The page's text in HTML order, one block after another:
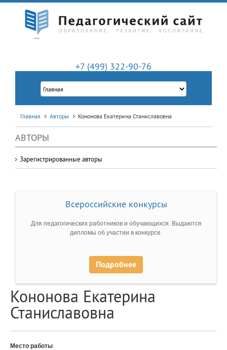
+7 (499) 322-90-76
Главная Авторы Кононова Екатерина Станиславовна
АВТОРЫ
Зарегистрированные авторы
Всероссийские конкурсы
Для педагогических работников и обучающихся. Выдаются
дипломы об участии в конкурсе.
Подробнее
Кононова Екатерина
Станиславовна
Место работы